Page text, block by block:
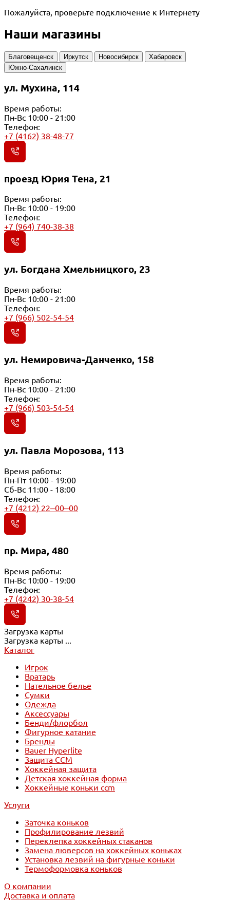
Пожалуйста, проверьте подключение к Интернету
Наши магазины
Благовещенск Иркутск Новосибирск
Хабаровск
Южно-Сахалинск
ул. Мухина, 114
Время работы:
Пн-Вс 10:00 - 21:00
Телефон:
+7 (4162) 38-48-77
проезд Юрия Тена, 21
Время работы:
Пн-Вс 10:00 - 19:00
Телефон:
+7 (964) 740-38-38
ул. Богдана Хмельницкого, 23
Время работы:
Пн-Вс 10:00 - 21:00
Телефон:
+7 (966) 502-54-54
ул. Немировича-Данченко, 158
Время работы:
Пн-Вс 10:00 - 21:00
Телефон:
+7 (966) 503-54-54
ул. Павла Морозова, 113
Время работы:
Пн-Пт 10:00 - 19:00
Сб-Вс 11:00 - 18:00
Телефон:
+7 (4212) 22‒00‒00
пр. Мира, 480
Время работы:
Пн-Вс 10:00 - 19:00
Телефон:
+7 (4242) 30-38-54
Загрузка карты
Загрузка карты ...
Каталог
Игрок
Вратарь
Нательное белье
Сумки
Одежда
Аксессуары
Бенди/флорбол
Фигурное катание
Бренды
Bauer Hyperlite
Защита CCM
Хоккейная защита
Детская хоккейная форма
Хоккейные коньки ccm
Услуги
Заточка коньков
Профилирование лезвий
Переклепка хоккейных стаканов
Замена люверсов на хоккейных коньках
Установка лезвий на фигурные коньки
Термоформовка коньков
О компании
Доставка и оплата